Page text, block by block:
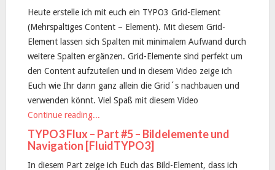
Heute erstelle ich mit euch ein TYPO3 Grid-Element
(Mehrspaltiges Content – Element). Mit diesem Grid-
Element lassen sich Spalten mit minimalem Aufwand durch
weitere Spalten ergänzen. Grid-Elemente sind perfekt um
den Content aufzuteilen und in diesem Video zeige ich
Euch wie Ihr dann ganz allein die Grid´s nachbauen und
verwenden könnt. Viel Spaß mit diesem Video
Continue reading...
TYPO3 Flux – Part #5 – Bildelemente und
Navigation [FluidTYPO3]
In diesem Part zeige ich Euch das Bild-Element, dass ich